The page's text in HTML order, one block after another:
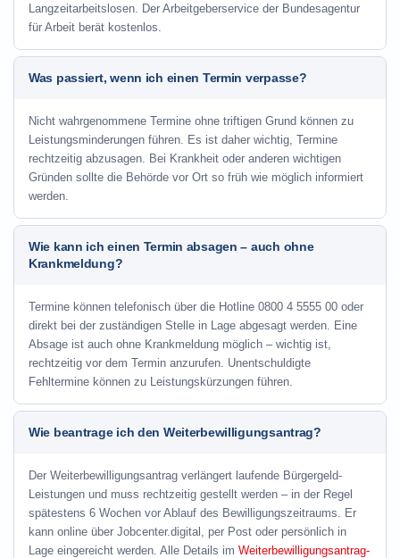
Langzeitarbeitslosen. Der Arbeitgeberservice der Bundesagentur
für Arbeit berät kostenlos.
Was passiert, wenn ich einen Termin verpasse?
Nicht wahrgenommene Termine ohne triftigen Grund können zu
Leistungsminderungen führen. Es ist daher wichtig, Termine
rechtzeitig abzusagen. Bei Krankheit oder anderen wichtigen
Gründen sollte die Behörde vor Ort so früh wie möglich informiert
werden.
Wie kann ich einen Termin absagen – auch ohne
Krankmeldung?
Termine können telefonisch über die Hotline 0800 4 5555 00 oder
direkt bei der zuständigen Stelle in Lage abgesagt werden. Eine
Absage ist auch ohne Krankmeldung möglich – wichtig ist,
rechtzeitig vor dem Termin anzurufen. Unentschuldigte
Fehltermine können zu Leistungskürzungen führen.
Wie beantrage ich den Weiterbewilligungsantrag?
Der Weiterbewilligungsantrag verlängert laufende Bürgergeld-
Leistungen und muss rechtzeitig gestellt werden – in der Regel
spätestens 6 Wochen vor Ablauf des Bewilligungszeitraums. Er
kann online über Jobcenter.digital, per Post oder persönlich in
Lage eingereicht werden. Alle Details im Weiterbewilligungsantrag-